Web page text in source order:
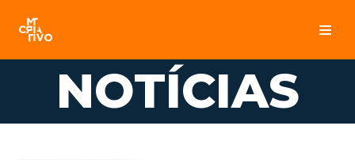
Pular
para
NOTÍCIAS